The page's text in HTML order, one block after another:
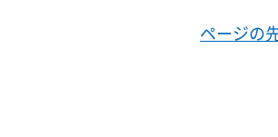
ページの